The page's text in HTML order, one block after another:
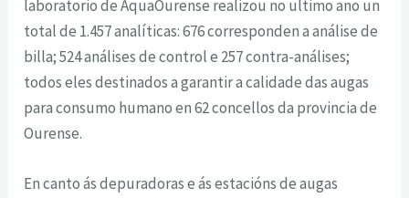
laboratorio de AquaOurense realizou no ultimo ano un
total de 1.457 analíticas: 676 corresponden a análise de
billa; 524 análises de control e 257 contra-análises;
todos eles destinados a garantir a calidade das augas
para consumo humano en 62 concellos da provincia de
Ourense.
En canto ás depuradoras e ás estacións de augas